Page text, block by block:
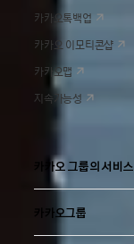
카카오톡백업
카카오 이모티콘샵
카카오맵
지속가능성
카카오 그룹의 서비스
카카오그룹